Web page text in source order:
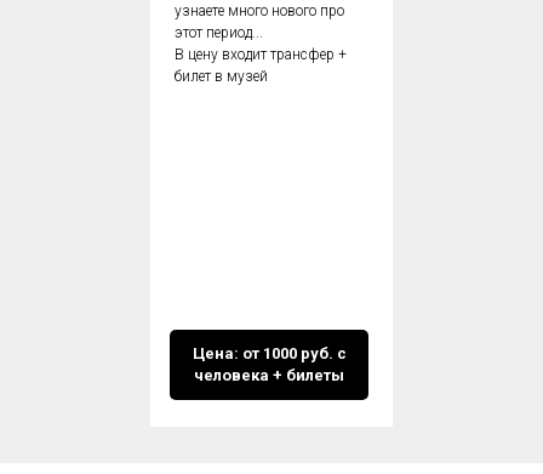
узнаете много нового про
этот период...
В цену входит трансфер +
билет в музей
Цена: от 1000 руб. с
человека + билеты